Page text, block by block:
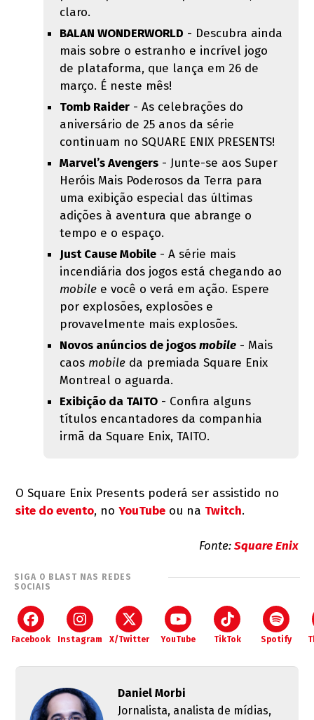
claro.
BALAN WONDERWORLD - Descubra ainda
mais sobre o estranho e incrível jogo
de plataforma, que lança em 26 de
março. É neste mês!
Tomb Raider- As celebrações do
aniversário de 25 anos da série
continuam no SQUARE ENIX PRESENTS!
Marvel’s Avengers- Junte-se aos Super
Heróis Mais Poderosos da Terra para
uma exibição especial das últimas
adições à aventura que abrange o
tempo e o espaço.
Just Cause Mobile- A série mais
incendiária dos jogos está chegando ao
mobilee você o verá em ação. Espere
por explosões, explosões e
provavelmente mais explosões.
Novos anúncios de jogosmobile- Mais
caos mobileda premiada Square Enix
Montreal o aguarda.
Exibição da TAITO- Confira alguns
títulos encantadores da companhia
irmã da Square Enix, TAITO.
O Square Enix Presents poderá ser assistido no
site do evento, noYouTube ou na Twitch.
Fonte:Square Enix
SIGA O BLAST NAS REDES
SOCIAIS
Facebook Instagram X/Twitter YouTube TikTok Spotify
Daniel Morbi
Jornalista, analista de mídias,